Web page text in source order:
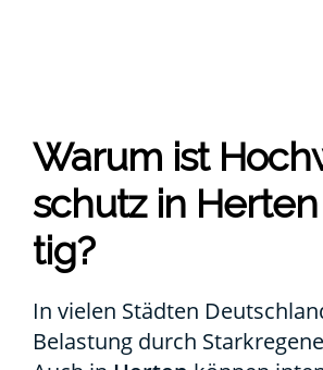
War­um ist
schutz in
tig?
In vie­len Städ­ten
Belas­tung durch